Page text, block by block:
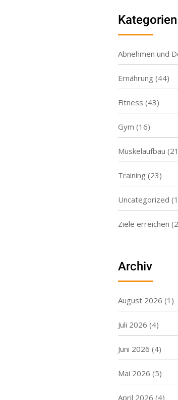
Kategorien
Abnehmen und
Ernährung (44)
Fitness (43)
Gym (16)
Muskelaufbau
Training (23)
Uncategorized
Ziele erreichen
Archiv
August 2026 (1)
Juli 2026 (4)
Juni 2026 (4)
Mai 2026 (5)
April 2026 (4)